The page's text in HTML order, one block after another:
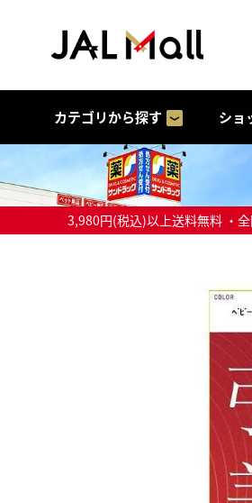
カテゴリから探す ショ
3,980円(税込)以上送料無料 ・